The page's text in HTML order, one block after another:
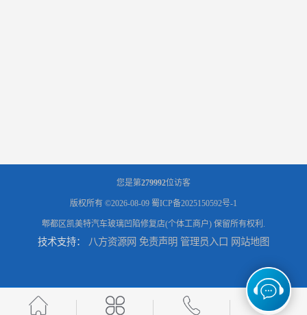
您是第279992位访客
版权所有 ©2026-08-09 蜀ICP备2025150592号-1
郫都区凯美特汽车玻璃凹陷修复店(个体工商户) 保留所有权利.
技术支持： 八方资源网 免责声明 管理员入口 网站地图